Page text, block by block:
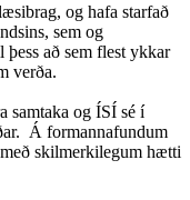
og hafa starfað
sem og
að sem flest ykkar
verða.
samtaka og ÍSÍ sé í
Á formannafundum
skilmerkilegum hætti